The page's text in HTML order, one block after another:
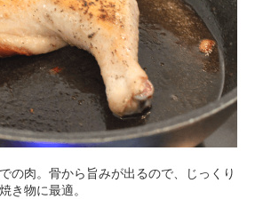
の肉。骨から旨みが出るので、じっくり
き物に最適。